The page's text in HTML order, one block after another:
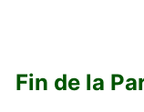
Fin de la